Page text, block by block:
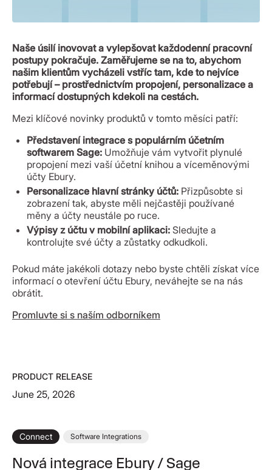
Naše úsilí inovovat a vylepšovat každodenní pracovní
postupy pokračuje. Zaměřujeme se na to, abychom
našim klientům vycházeli vstříc tam, kde to nejvíce
potřebují – prostřednictvím propojení, personalizace a
informací dostupných kdekoli na cestách.
Mezi klíčové novinky produktů v tomto měsíci patří:
Představení integrace s populárním účetním
softwarem Sage: Umožňuje vám vytvořit plynulé
propojení mezi vaší účetní knihou a víceměnovými
účty Ebury.
Personalizace hlavní stránky účtů: Přizpůsobte si
zobrazení tak, abyste měli nejčastěji používané
měny a účty neustále po ruce.
Výpisy z účtu v mobilní aplikaci: Sledujte a
kontrolujte své účty a zůstatky odkudkoli.
Pokud máte jakékoli dotazy nebo byste chtěli získat více
informací o otevření účtu Ebury, neváhejte se na nás
obrátit.
Promluvte si s naším odborníkem
PRODUCT RELEASE
June 25, 2026
Connect Software Integrations
Nová integrace Ebury / Sage